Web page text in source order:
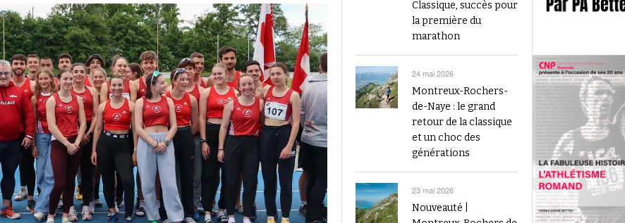
Julien Wanders. Sensibilité, illusions, travail :
une lecture à ne pas manquer !- 13 décembre
2024
Voir tout
Finale du Visana Sprint ce dimanche à Berne
avec Mujinga Kambundji et plein de surprises
19 septembre 2024
Voir tout
Classique, succès pour
la première du
marathon
24 mai 2026
Montreux-Rochers-
de-Naye : le grand
retour de la classique
et un choc des
générations
23 mai 2026
Nouveauté |